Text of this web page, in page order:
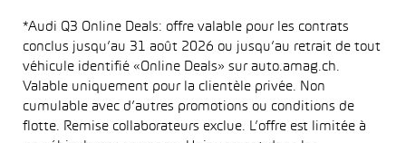
*Audi Q3 Online Deals: offre valable pour les contrats
conclus jusqu’au 31 août 2026 ou jusqu’au retrait de tout
véhicule identifié «Online Deals» sur auto.amag.ch.
Valable uniquement pour la clientèle privée. Non
cumulable avec d’autres promotions ou conditions de
flotte. Remise collaborateurs exclue. L’offre est limitée à